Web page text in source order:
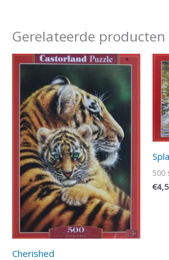
Gerelateerde producten
Cherished
500
€